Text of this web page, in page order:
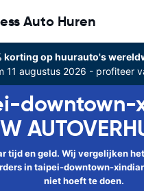
Auto Huren
korting op huurauto's
11 augustus 2026 - profiteer
downtown-
tijd en geld. Wij vergelijken
in taipei-downtown-
niet hoeft te doen.